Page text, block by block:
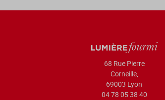
68 Rue Pierre
Corneille,
69003 Lyon
04 78 05 38 40